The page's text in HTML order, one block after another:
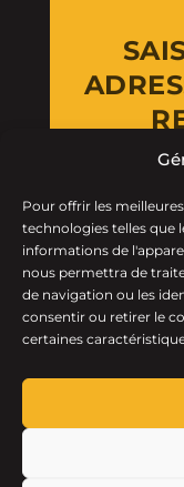
Pour offrir les
technologies telles que
informations de
nous permettra de
de navigation ou les
consentir ou retirer le
certaines